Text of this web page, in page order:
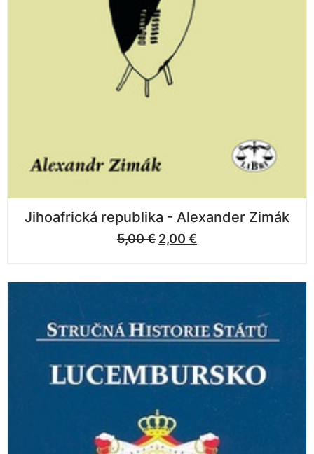
Jihoafrická republika - Alexander Zimák
5,00€ 2,00 €